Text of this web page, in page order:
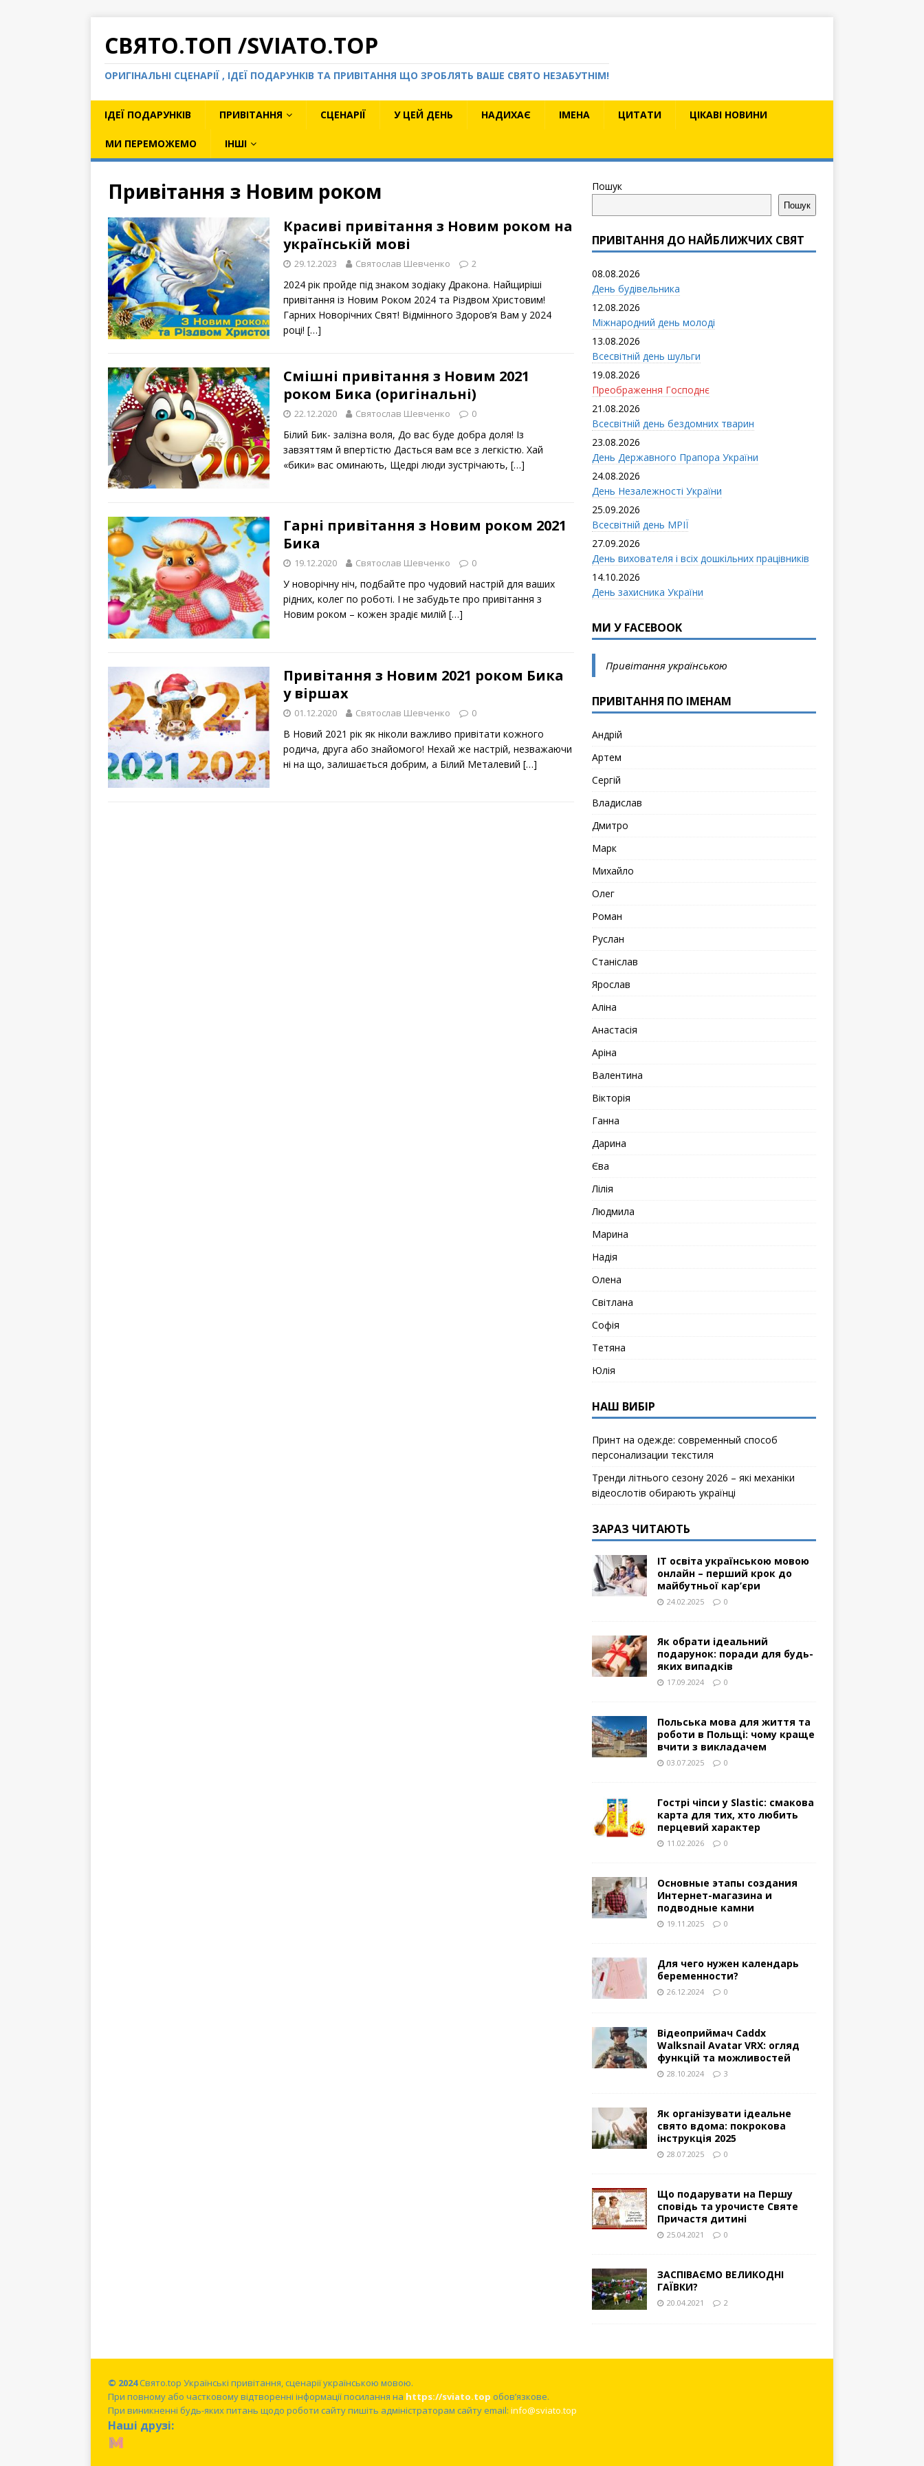
СВЯТО.ТОП /SVIATO.TOP
ОРИГІНАЛЬНІ СЦЕНАРІЇ , ІДЕЇ ПОДАРУНКІВ ТА ПРИВІТАННЯ ЩО ЗРОБЛЯТЬ ВАШЕ СВЯТО НЕЗАБУТНІМ!
ІДЕЇ ПОДАРУНКІВ ПРИВІТАННЯ СЦЕНАРІЇ У ЦЕЙ ДЕНЬ НАДИХАЄ ІМЕНА ЦИТАТИ ЦІКАВІ НОВИНИ
МИ ПЕРЕМОЖЕМО ІНШІ
Привітання з Новим роком
Красиві привітання з Новим роком на
українській мові
29.12.2023 Святослав Шевченко 2
2024 рік пройде під знаком зодіаку Дракона. Найщиріші
привітання із Новим Роком 2024 та Різдвом Христовим!
Гарних Новорічних Свят! Відмінного Здоров’я Вам у 2024
році! […]
Смішні привітання з Новим 2021
роком Бика (оригінальні)
22.12.2020 Святослав Шевченко 0
Білий Бик- залізна воля, До вас буде добра доля! Із
завзяттям й впертістю Дасться вам все з легкістю. Хай
«бики» вас оминають, Щедрі люди зустрічають, […]
Гарні привітання з Новим роком 2021
Бика
19.12.2020 Святослав Шевченко 0
У новорічну ніч, подбайте про чудовий настрій для ваших
рідних, колег по роботі. І не забудьте про привітання з
Новим роком – кожен зрадіє милій […]
Привітання з Новим 2021 роком Бика
у віршах
01.12.2020 Святослав Шевченко 0
В Новий 2021 рік як ніколи важливо привітати кожного
родича, друга або знайомого! Нехай же настрій, незважаючи
ні на що, залишається добрим, а Білий Металевий […]
Пошук
Пошук
ПРИВІТАННЯ ДО НАЙБЛИЖЧИХ СВЯТ
08.08.2026
День будівельника
12.08.2026
Міжнародний день молоді
13.08.2026
Всесвітній день шульги
19.08.2026
Преображення Господнє
21.08.2026
Всесвітній день бездомних тварин
23.08.2026
День Державного Прапора України
24.08.2026
День Незалежності України
25.09.2026
Всесвітній день МРІЇ
27.09.2026
День вихователя і всіx дошкільних працівників
14.10.2026
День захисника України
МИ У FACEBOOK
Привітання українською
ПРИВІТАННЯ ПО ІМЕНАМ
Андрій
Артем
Сергій
Владислав
Дмитро
Марк
Михайло
Олег
Роман
Руслан
Станіслав
Ярослав
Аліна
Анастасія
Аріна
Валентина
Вікторія
Ганна
Дарина
Єва
Лілія
Людмила
Марина
Надія
Олена
Світлана
Софія
Тетяна
Юлія
НАШ ВИБІР
Принт на одежде: современный способ
персонализации текстиля
Тренди літнього сезону 2026 – які механіки
відеослотів обирають українці
ЗАРАЗ ЧИТАЮТЬ
IT освіта українською мовою
онлайн – перший крок до
майбутньої кар’єри
24.02.2025 0
Як обрати ідеальний
подарунок: поради для будь-
яких випадків
17.09.2024 0
Польська мова для життя та
роботи в Польщі: чому краще
вчити з викладачем
03.07.2025 0
Гострі чіпси у Slastic: смакова
карта для тих, хто любить
перцевий характер
11.02.2026 0
Основные этапы создания
Интернет-магазина и
подводные камни
19.11.2025 0
Для чего нужен календарь
беременности?
26.12.2024 0
Відеоприймач Caddx
Walksnail Avatar VRX: огляд
функцій та можливостей
28.10.2024 3
Як організувати ідеальне
свято вдома: покрокова
інструкція 2025
28.07.2025 0
Що подарувати на Першу
сповідь та урочисте Святе
Причастя дитині
25.04.2021 0
ЗАСПІВАЄМО ВЕЛИКОДНІ
ГАЇВКИ?
20.04.2021 2
© 2024Свято.top Українські привітання, сценарії українською мовою.
При повному або частковому відтворенні інформації посилання на https://sviato.top обов’язкове.
При виникненні будь-яких питань щодо роботи сайту пишіть адміністраторам сайту email: info@sviato.top
Наші друзі: